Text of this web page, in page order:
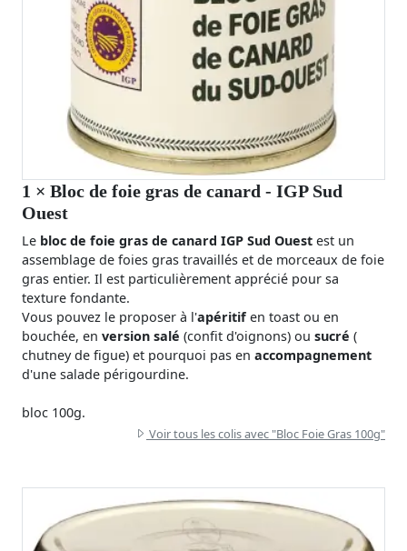
1 × Bloc de foie gras de canard - IGP Sud
Ouest
Le bloc de foie gras de canard IGP Sud Ouest est un
assemblage de foies gras travaillés et de morceaux de foie
gras entier. Il est particulièrement apprécié pour sa
texture fondante.
Vous pouvez le proposer à l'apéritif en toast ou en
bouchée, en version salé (confit d'oignons) ou sucré (
chutney de figue) et pourquoi pas en accompagnement
d'une salade périgourdine.
bloc 100g.
Voir tous les colis avec "Bloc Foie Gras 100g"